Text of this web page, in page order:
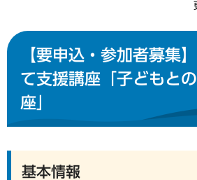
【要申込・参加者募集
て支援講座「子どもと
座」
基本情報